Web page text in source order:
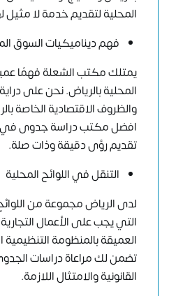
المحلية لتقديم خدمة لا مثيل
فهم ديناميكيات السوق
يمتلك مكتب الشعلة فهمًا
المحلية بالرياض. نحن على
والظروف الاقتصادية الخاصة
افضل مكتب دراسة جدوى في
تقديم رؤى دقيقة وذات صلة.
التنقل في اللوائح المحلية
لدى الرياض مجموعة من اللوائح
التي يجب على الأعمال التجارية
العميقة بالمنظومة
تضمن لك مراعاة دراسات
القانونية والامتثال اللازمة.